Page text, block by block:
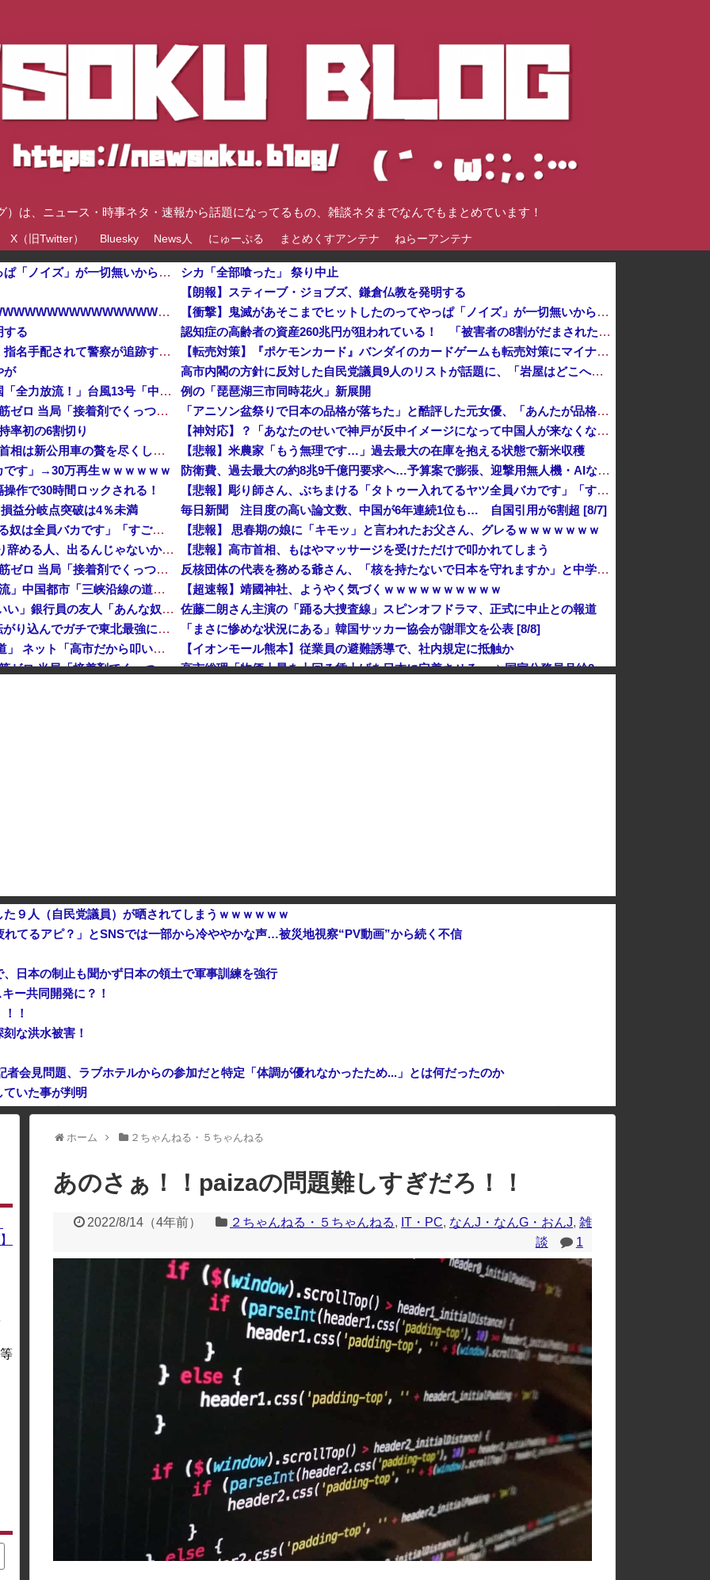
は、ニュース・時事ネタ・速報から話題になってるもの、雑談ネタまでなんでもまとめています！
X（旧Twitter） Bluesky News人 にゅーぷる まとめくすアンテナ ねらーアンテナ
【衝撃】鬼滅があそこまでヒットしたのってやっぱ「ノイズ」が一切無いからよなｗｗｗｗｗｗｗｗｗｗ他
【悲報】堀大輔さん、実は仮眠を取っていたWWWWWWWWWWWWWWWWWWWWWWWWWWWWWWWWWWWWWWWWWW
する
中国の農村で横暴を働く官吏一家を殺害した男、指名手配されて警察が追跡するも農民が追いかけるどころか…
が
中国「大豪雨！」三峡ダム「基礎部分破損」中国「全力放流！」台風13号「中国上陸予測」台風15号「中国接近（画像」中国「台風同時上陸！（穀物生産が壊滅危機」→
【悲報】 中国、橋の欄干が強風一発で粉々に 鉄筋ゼロ 当局「接着剤でくっつけただけ」「正常で、品質問題はない」
率初の6割切り
【悲報】 週刊誌、好き放題書きまくる 高市早苗首相は新公用車の贅を尽くした後部座席でたばこを吸うのが至福の時間「どんどん延びる乗車時間」
です」→30万再生ｗｗｗｗｗｗ
作で30時間ロックされる！
益分岐点突破は4％未満
彫り師YouTuber・しげち「刺青タトゥー入れてる奴は全員バカです」「すごい民度低い」「5000円好きなんすよ、バカって」
【速報】 米農家「流石にこんな値段じゃ、米作り辞める人、出るんじゃないかなあ？？」
【悲報】 中国、橋の欄干が強風一発で粉々に 鉄筋ゼロ 当局「接着剤でくっつけただけ」「正常で、品質問題はない」
中国「大洪水！」三峡ダム「9門開放！（全力放流」中国都市「三峡沿線の道路水没」中国政府「高速道路封鎖！」中国ダム「緊急放流に合わせて開門（土砂崩れ発生」→
【悲報】 ワイ「半沢直樹みたいな銀行員カッコいい」銀行員の友人「あんな奴居ねえよ」
【朗報】 秋田県、UAEのオイルマネー2兆円が転がり込んでガチで東北最強になるぞｗｗｗｗｗｗｗ
【速報】 蓮舫「蓮舫だから叩いて良いという報道」 ネット「高市だから叩いて良いをやってるのがお前だろ」
【悲報】 中国、橋の欄干が強風一発で粉々に 鉄筋ゼロ 当局「接着剤でくっつけただけ」「正常で、品質問題はない」
シカ「全部喰った」 祭り中止
【朗報】スティーブ・ジョブズ、鎌倉仏教を発明する
【衝撃】鬼滅があそこまでヒットしたのってやっぱ「ノイズ」が一切無いからよなｗｗｗｗｗｗｗｗｗｗ他
認知症の高齢者の資産260兆円が狙われている！ 「被害者の8割がだまされた認識なし」
【転売対策】『ポケモンカード』バンダイのカードゲームも転売対策にマイナンバー導入開始、今月から抽選販売に本人認証、公式大会にも「効果バツグン」
高市内閣の方針に反対した自民党議員9人のリストが話題に、「岩屋はどこへ行った？」との指摘もあるが……
例の「琵琶湖三市同時花火」新展開
「アニソン盆祭りで日本の品格が落ちた」と酷評した元女優、「あんたが品格を語るのかよ！」と総ツッコミを食らってしまい……
【神対応】？「あなたのせいで神戸が反中イメージになって中国人が来なくなる！」 → 神戸市議「で？」ｗｗｗｗｗｗｗｗｗｗｗｗｗｗｗ
【悲報】米農家「もう無理です…」過去最大の在庫を抱える状態で新米収穫
防衛費、過去最大の約8兆9千億円要求へ…予算案で膨張、迎撃用無人機・AIなど導入！
【悲報】彫り師さん、ぶちまける「タトゥー入れてるヤツ全員バカです」「すごい民度低いです」「一言目でバカだなってわかります全員」
毎日新聞 注目度の高い論文数、中国が6年連続1位も… 自国引用が6割超 [8/7]
【悲報】 思春期の娘に「キモッ」と言われたお父さん、グレるｗｗｗｗｗｗｗ
【悲報】高市首相、もはやマッサージを受けただけで叩かれてしまう
反核団体の代表を務める爺さん、「核を持たないで日本を守れますか」と中学生に詰問された結果……
【超速報】靖國神社、ようやく気づくｗｗｗｗｗｗｗｗｗｗ
佐藤二朗さん主演の「踊る大捜査線」スピンオフドラマ、正式に中止との報道
「まさに惨めな状況にある」韓国サッカー協会が謝罪文を公表 [8/8]
【イオンモール熊本】従業員の避難誘導で、社内規定に抵触か
高市総理「物価上昇を上回る賃上げを日本に定着させる」⇒ 国家公務員月給3.51％増へ
９人（自民党議員）が晒されてしまうｗｗｗｗｗｗ
れてるアピ？」とSNSでは一部から冷ややかな声…被災地視察“PV動画”から続く不信
日本の制止も聞かず日本の領土で軍事訓練を強行
ー共同開発に？！
！
な洪水被害！
者会見問題、ラブホテルからの参加だと特定「体調が優れなかったため...」とは何だったのか
いた事が判明
中国「大豪雨！」三峡ダム「基礎部分破損」中国「全力放流！」台風13号「中国上陸予測」台風15号「中国接近（画像」中国「台風同時上陸！（穀物生産が壊滅危機」→
している場合、一部のコンテンツが表示されなくなったり、サイト全体のレイアウトが崩れたりする場合があります。
ホーム ２ちゃんねる・５ちゃんねる
あのさぁ！！paizaの問題難しすぎだろ！！
2022/8/14 （4年前） ２ちゃんねる・５ちゃんねる, IT・PC, なんJ・なんG・おんJ, 雑
談
1